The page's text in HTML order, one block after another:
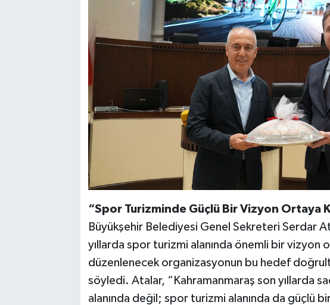
“Spor Turizminde Güçlü Bir Vizyon Ortaya
Büyükşehir Belediyesi Genel Sekreteri Serdar
yıllarda spor turizmi alanında önemli bir
düzenlenecek organizasyonun bu hedef
söyledi. Atalar, “Kahramanmaraş son yıllarda
alanında değil; spor turizmi alanında da güçlü